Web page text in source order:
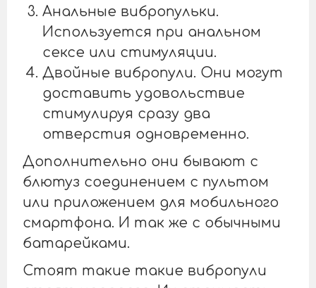
Анальные вибропульки.
Используется при анальном
сексе или стимуляции.
Двойные вибропули. Они могут
доставить удовольствие
стимулируя сразу два
отверстия одновременно.
Дополнительно они бывают с
блютуз соединением с пультом
или приложением для мобильного
смартфона. И так же с обычными
батарейками.
Стоят такие такие вибропули